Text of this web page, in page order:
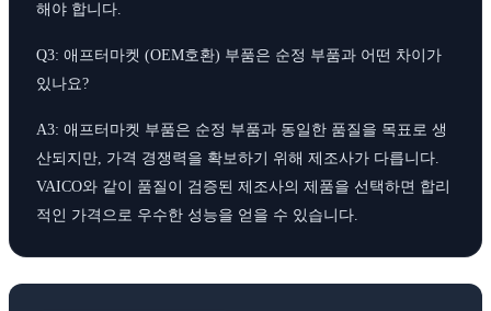
해야 합니다.
Q3: 애프터마켓 (OEM호환) 부품은 순정 부품과 어떤 차이가
있나요?
A3: 애프터마켓 부품은 순정 부품과 동일한 품질을 목표로 생
산되지만, 가격 경쟁력을 확보하기 위해 제조사가 다릅니다.
VAICO와 같이 품질이 검증된 제조사의 제품을 선택하면 합리
적인 가격으로 우수한 성능을 얻을 수 있습니다.